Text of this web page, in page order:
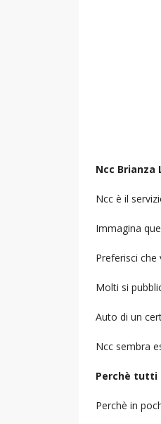
Ncc Brianza
Ncc è il
Immagina
Preferisci
Molti si
Auto di un
Ncc sembra
Perchè tutti
Perchè in